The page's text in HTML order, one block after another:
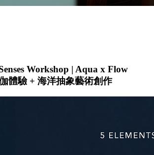
Workshop | Aqua x Flow
體驗 + 海洋抽象藝術創作